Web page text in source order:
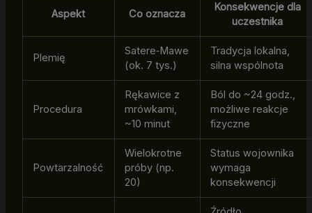
Aspekt Co oznacza
Konsekwencje dla
uczestnika
Plemię
Satere‑Mawe
(ok. 7 tys.)
Tradycja lokalna,
silna wspólnota
Procedura
Rękawice z
mrówkami,
~10 minut
Ból do ~24 godz.,
możliwe reakcje
fizyczne
Powtarzalność
Wielokrotne
próby (np.
20)
Status wojownika
wymaga
konsekwencji